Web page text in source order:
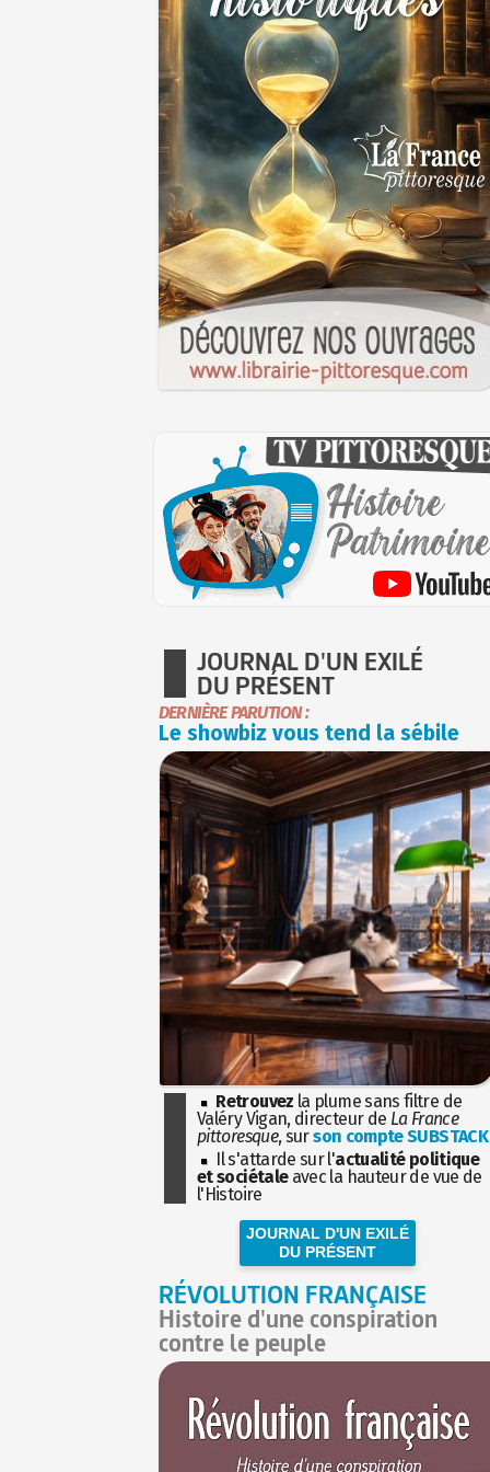
JOURNAL D'UN EXILÉ
DU PRÉSENT
DERNIÈRE PARUTION :
Le showbiz vous tend la sébile
Retrouvez la plume sans filtre de
Valéry Vigan, directeur de La France
pittoresque, surson compte SUBSTACK
Il s'attarde sur l'actualité politique
et sociétaleavec la hauteur de vue de
l'Histoire
JOURNAL D'UN EXILÉ
DU PRÉSENT
RÉVOLUTION FRANÇAISE
Histoire d'une conspiration
contre le peuple